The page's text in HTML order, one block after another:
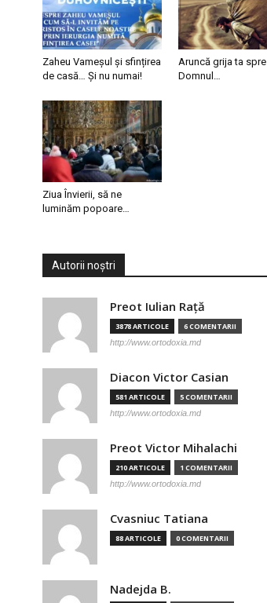
Zaheu Vameșul și sfințirea
de casă… Și nu numai!
Aruncă grija ta spre
Domnul…
Ziua Învierii, să ne
luminăm popoare…
Autorii noștri
Preot Iulian Raţă
3878 ARTICOLE 6 COMENTARII
http://www.ortodoxia.md
Diacon Victor Casian
581 ARTICOLE 5 COMENTARII
http://www.ortodoxia.md
Preot Victor Mihalachi
210 ARTICOLE 1 COMENTARII
http://www.ortodoxia.md
Cvasniuc Tatiana
88 ARTICOLE 0 COMENTARII
Nadejda B.